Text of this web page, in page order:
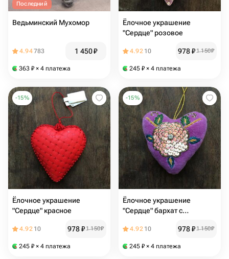
Последний
Ведьминский Мухомор
4.94783 1 450₽
363 ₽ × 4 платежа
Ёлочное украшение
"Сердце" розовое
4.92 10 978₽1 150₽
245 ₽ × 4 платежа
-15%
Ёлочное украшение
"Сердце" красное
4.92 10 978₽1 150₽
245 ₽ × 4 платежа
-15%
Ёлочное украшение
"Сердце" бархат с
4.92 10 978₽1 150₽
245 ₽ × 4 платежа